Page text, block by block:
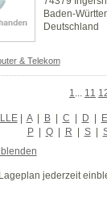
Baden-
Deutschland
& Telekom
1 11
| A | B | C | D | E
P | Q | R | S |
jederzeit